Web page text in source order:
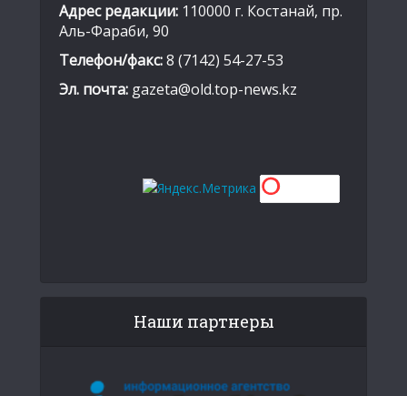
Адрес редакции: 110000 г. Костанай, пр.
Аль-Фараби, 90
Телефон/факс:8 (7142) 54-27-53
Эл. почта: gazeta@old.top-news.kz
Наши партнеры